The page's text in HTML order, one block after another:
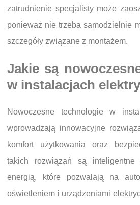
zatrudnienie specjalisty może
ponieważ nie trzeba samodzielnie
szczegóły związane z montażem.
Jakie są
w instalacjach
Nowoczesne technologie w
wprowadzają innowacyjne
komfort użytkowania oraz
takich rozwiązań są inteligentne
energią, które pozwalają na
oświetleniem i urządzeniami